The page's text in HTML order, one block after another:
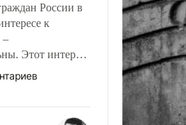
России в
к
–
Этот интерес
прагматичен. Он